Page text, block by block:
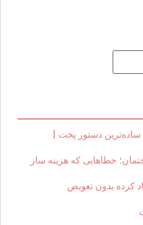
دستور پخت |
خطاهایی که هزینه ساز
کرده بدون تعویض